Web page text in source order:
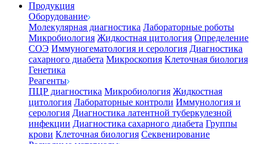
Продукция
Оборудование
Молекулярная диагностика Лабораторные роботы
Микробиология Жидкостная цитология Определение
СОЭ Иммуногематология и серология Диагностика
сахарного диабета Микроскопия Клеточная биология
Генетика
Реагенты
ПЦР диагностика Микробиология Жидкостная
цитология Лабораторные контроли Иммунология и
серология Диагностика латентной туберкулезной
инфекции Диагностика сахарного диабета Группы
крови Клеточная биология Секвенирование